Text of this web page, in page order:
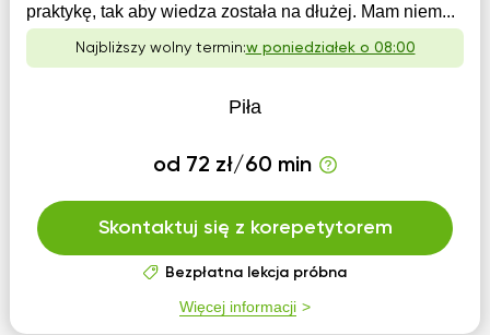
praktykę, tak aby wiedza została na dłużej. Mam niem...
Najbliższy wolny termin:w poniedziałek o 08:00
Piła
od 72 zł/60 min
Skontaktuj się z korepetytorem
Bezpłatna lekcja próbna
Więcej informacji